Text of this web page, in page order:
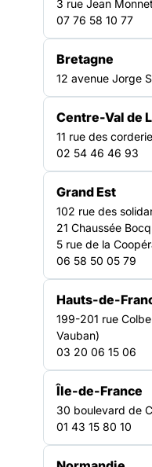
(FASNA) vous invite à la
précarité alimentaire.
l’IRTS de Talence 9 rue
Les acteurs et actrices
plus pour créer des
JOURNÉE ALIMENTATION
NOUVELLE-AQUITAINE
La Fédération des
(FASNA) vous invite à la
précarité alimentaire.
eudi 18 novembre entre
à l’IRTS de Talence
9 rue François Rabelais
33400, Talence
Les acteurs et actrices
plus pour créer des
saine, digne et durable
précarité. Le manque
existantes et les actions
constituent un obstacle
personnes.
3 rue Jean
07 76 58 10 77
Bretagne
12 avenue Jorge
Centre-Val de
11 rue des
02 54 46 46 93
Grand Est
102 rue des
21 Chaussée
5 rue de la
06 58 50 05 79
Hauts-de-
199-201 rue
Vauban)
03 20 06 15 06
Île-de-France
30 boulevard de
01 43 15 80 10